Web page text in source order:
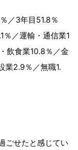
／3年目51.8％
％／運輸・通信業1
飲食業10.8％／金
業2.9％／無職1.
ごせたと感じてい